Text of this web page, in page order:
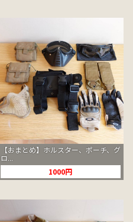
【おまとめ】ホルスター、ポーチ、グ
ロ...
1000円